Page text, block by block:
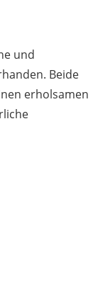
und
Beide
erholsamen